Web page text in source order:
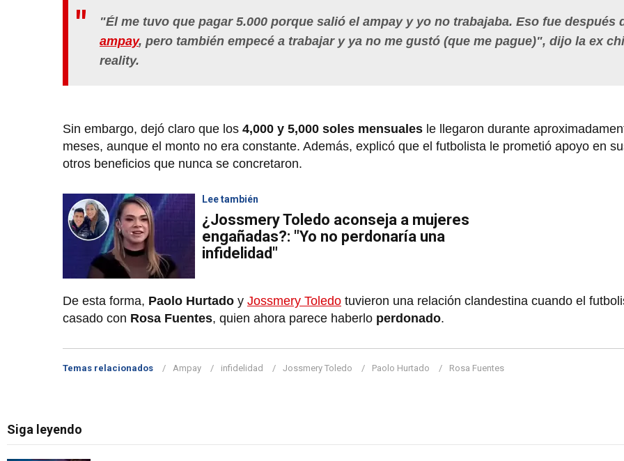
"Él me tuvo que pagar 5.000 porque salió el ampay y yo no trabajaba. Eso fue después
ampay, pero también empecé a trabajar y ya no me gustó (que me pague)", dijo la ex
reality.
Sin embargo, dejó claro que los 4,000 y 5,000 soles mensuales le llegaron durante
meses, aunque el monto no era constante. Además, explicó que el futbolista le prometió apoyo en
otros beneficios que nunca se concretaron.
Lee también
¿Jossmery Toledo aconseja a mujeres
engañadas?: "Yo no perdonaría una
infidelidad"
De esta forma, Paolo Hurtado y Jossmery Toledo tuvieron una relación clandestina cuando el
casado con Rosa Fuentes, quien ahora parece haberlo perdonado.
Temas relacionados Ampay infidelidad Jossmery Toledo Paolo Hurtado Rosa Fuentes
Siga leyendo